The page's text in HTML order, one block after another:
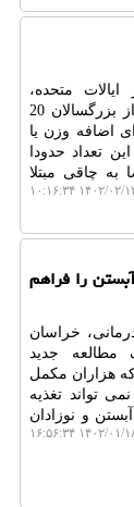
متحده،
حدودا 74 درصد از بزرگسالان 20
اضافه وزن یا
تعداد حدودا
به چاقی مبتلا
۰۲/۱۳ ۱۰:۱۶:۳۴
را فراهم
خراسان
مطالعه جدید
هزاران مکمل
تواند تغذیه
و نوزادان
۰۱/۱۸ ۱۶:۵۶:۳۴